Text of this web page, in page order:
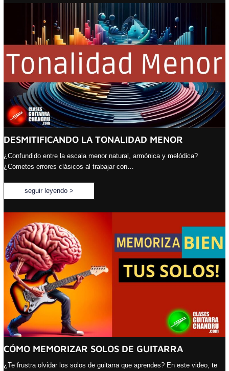
DESMITIFICANDO LA TONALIDAD MENOR
¿Confundido entre la escala menor natural, armónica y melódica?
¿Cometes errores clásicos al trabajar con…
seguir leyendo >
CÓMO MEMORIZAR SOLOS DE GUITARRA
¿Te frustra olvidar los solos de guitarra que aprendes? En este video, te